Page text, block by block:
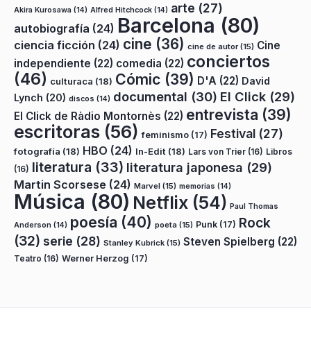
Akira Kurosawa (14) Alfred Hitchcock (14) arte (27)
autobiografía (24) Barcelona (80)
ciencia ficción (24) cine (36) cine de autor(15) Cine
independiente (22) comedia (22) conciertos
(46) culturaca (18) Cómic (39) D'A (22) David
Lynch (20) discos (14) documental (30) El Click (29)
El Click de Ràdio Montornès (22) entrevista (39)
escritoras (56) feminismo (17) Festival (27)
fotografía (18) HBO (24) In-Edit (18) Lars von Trier (16) Libros
(16) literatura (33) literatura japonesa (29)
Martin Scorsese (24) Marvel (15) memorias (14)
Música (80) Netflix (54) Paul Thomas
Anderson (14) poesía (40) poeta (15) Punk (17) Rock
(32) serie (28) Stanley Kubrick (15) Steven Spielberg (22)
Teatro (16) Werner Herzog (17)